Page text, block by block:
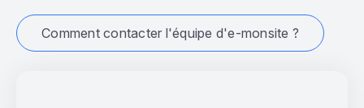
Comment contacter l'équipe d'e-monsite ?